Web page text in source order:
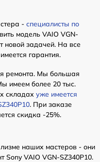
- специалисты по
модель VAIO VGN-
новой задачей. На все
гарантия.
ремонта. Мы большая
имеем более 20 тыс.
складах уже имеется
. При заказе
скидка -25%.
наших мастеров - они
Sony VAIO VGN-SZ340P10.